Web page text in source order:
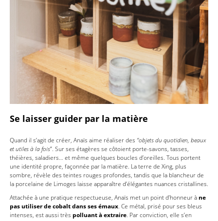
Se laisser guider par la matière
Quand il s’agit de créer, Anaïs aime réaliser des “objets du quotidien, beaux
et utiles à la fois”. Sur ses étagères se côtoient porte-savons, tasses,
théières, saladiers… et même quelques boucles d’oreilles. Tous portent
une identité propre, façonnée par la matière. La terre de Xing, plus
sombre, révèle des teintes rouges profondes, tandis que la blancheur de
la porcelaine de Limoges laisse apparaître d’élégantes nuances cristallines.
Attachée à une pratique respectueuse, Anaïs met un point d’honneur à ne
pas utiliser de cobalt dans ses émaux. Ce métal, prisé pour ses bleus
intenses, est aussi très polluant à extraire. Par conviction, elle s’en